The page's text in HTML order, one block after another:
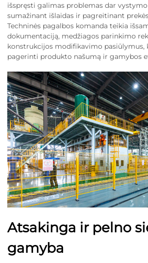
išspręsti galimas problemas dar
sumažinant išlaidas ir pagreitinant
Techninės pagalbos komanda teikia
dokumentaciją, medžiagos parinkimo
konstrukcijos modifikavimo pasiūlymus,
pagerinti produkto našumą ir gamybos
Atsakinga ir pelno
gamyba